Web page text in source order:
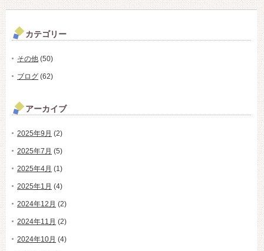
カテゴリー
その他 (50)
ブログ (62)
アーカイブ
2025年9月 (2)
2025年7月 (5)
2025年4月 (1)
2025年1月 (4)
2024年12月 (2)
2024年11月 (2)
2024年10月 (4)